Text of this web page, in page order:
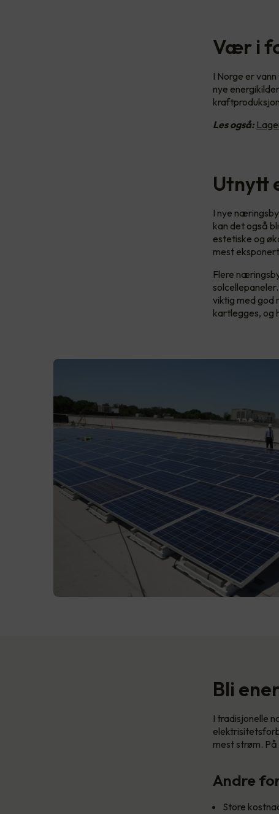
Vær i
I Norge er
nye
Les også:
Utnytt
I nye
kan det også
estetiske og
mest
Flere
viktig med god
kartlegges, og
Bli
I tradisjonelle
mest strøm. På
Andre
Store